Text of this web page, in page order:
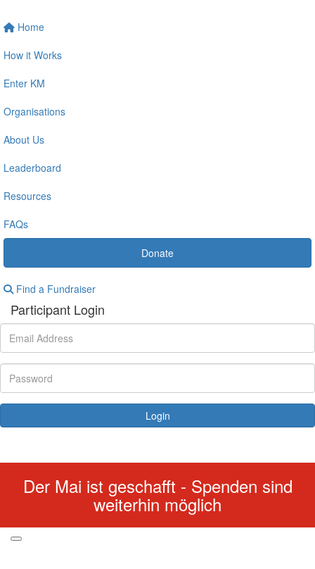
Home
How it Works
Enter KM
Organisations
About Us
Leaderboard
Resources
FAQs
Donate
Find a Fundraiser
Participant Login
Login
Der Mai ist geschafft - Spenden sind
weiterhin möglich